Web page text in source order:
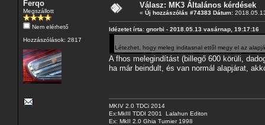
Ferqo
Megszállott
Nem elérhető
Hozzászólások: 2817
Válasz: MK3 Általános kérdések
« Új hozzászólás #74383 Dátum:
Idézetet írta: gnorbi - 2018.05.13 vasárnap, 19:17:16
Létezhet, hogy meleg inditasnal ettől megy el az
A fhos melegindítást (billegő 600 körüli,
ha már beindult, és van normál alapjárat,
MKIV 2.0 TDCi 2014
Ex:MkIII TDDI 2001 Lalahun Editon
Ex: MkII 2.0 Ghia Turnier 1998